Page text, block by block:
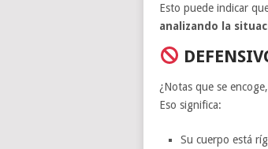
Esto puede indicar
analizando la
¿Notas que se
Eso significa:
Su cuerpo está